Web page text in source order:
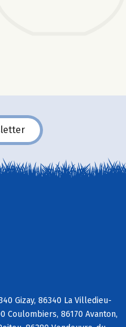
Gizay, 86340 La Villedieu-
Coulombiers, 86170 Avanton,